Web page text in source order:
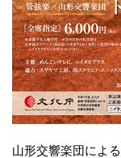
山形交響楽団によ